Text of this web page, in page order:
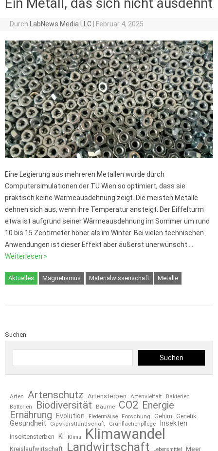
Durch LabNews Media LLC Februar 4, 2025
Eine Legierung aus mehreren Metallen wurde durch
Computersimulationen der TU Wien so optimiert, dass sie
praktisch keine Wärmeausdehnung zeigt. Die meisten Metalle
dehnen sich aus, wenn ihre Temperatur ansteigt. Der Eiffelturm
etwa ist aufgrund seiner Wärmeausdehnung im Sommer um rund
10 bis 15 Zentimeter höher als im Winter. Bei vielen technischen
Anwendungen ist dieser Effekt aber äußerst unerwünscht.…
Weiterlesen »
Aktuelles Magnetismus Materialwissenschaft Metalle
Suchen
Suchen
Arten Artenschutz Artensterben Artenvielfalt
Bakterien
Batterien
Biodiversität Bäume CO2 Energie
Ernährung
Evolution Fledermäuse Forschung Gehirn Genetik
Gesundheit Gipskarstlandschaft Grünflächenpflege Insekten
Insektensterben Ki Klima Klimawandel
Kreislaufwirtschaft Landwirtschaft Lebensmittel Meer